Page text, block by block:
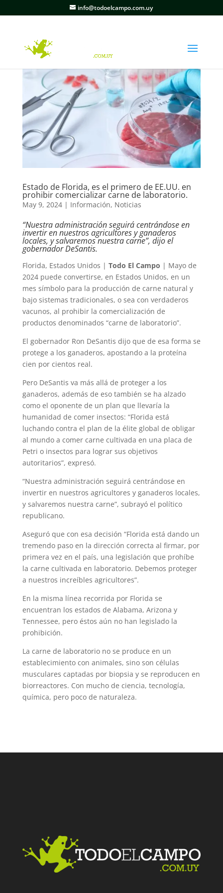
info@todoelcampo.com.uy
Estado de Florida, es el primero de EE.UU. en
prohibir comercializar carne de laboratorio.
May 9, 2024| Información, Noticias
“Nuestra administración seguirá centrándose en
invertir en nuestros agricultores y ganaderos
locales, y salvaremos nuestra carne”, dijo el
gobernador DeSantis.
Florida, Estados Unidos | Todo El Campo | Mayo de
2024 puede convertirse, en Estados Unidos, en un
mes símbolo para la producción de carne natural y
bajo sistemas tradicionales, o sea con verdaderos
vacunos, al prohibir la comercialización de
productos denominados “carne de laboratorio”.
El gobernador Ron DeSantis dijo que de esa forma se
protege a los ganaderos, apostando a la proteína
cien por cientos real.
Pero DeSantis va más allá de proteger a los
ganaderos, además de eso también se ha alzado
como el oponente de un plan que llevaría la
humanidad de comer insectos: “Florida está
luchando contra el plan de la élite global de obligar
al mundo a comer carne cultivada en una placa de
Petri o insectos para lograr sus objetivos
autoritarios”, expresó.
“Nuestra administración seguirá centrándose en
invertir en nuestros agricultores y ganaderos locales,
y salvaremos nuestra carne”, subrayó el político
republicano.
Aseguró que con esa decisión “Florida está dando un
tremendo paso en la dirección correcta al firmar, por
primera vez en el país, una legislación que prohíbe
la carne cultivada en laboratorio. Debemos proteger
a nuestros increíbles agricultores”.
En la misma línea recorrida por Florida se
encuentran los estados de Alabama, Arizona y
Tennessee, pero éstos aún no han legislado la
prohibición.
La carne de laboratorio no se produce en un
establecimiento con animales, sino son células
musculares captadas por biopsia y se reproducen en
biorreactores. Con mucho de ciencia, tecnología,
química, pero poco de naturaleza.